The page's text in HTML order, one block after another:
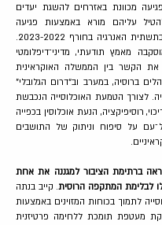
מכוונת באזרחים להשגת יעדים
עליהם מורא באמצעות פגיעה
האנרגיה בחורף 2023-2022
.
מאמץ תודעתי, מדיני־דיפלומטי
את הקשר בין הממשלה האוקראינית
ברוסיה, במערב וב״דרום הגלובלי"
לצורך הטמעת האוכלוסייה הנכבשת
רוסיפיקציה, הנעת אוכלוסין בכפייה
על סיפוח וניתוק של התושבים
ברתימת הציבור למגננה את אחת
לבלימת המתקפה הרוסית. קייב בנתה
לתמוך בכוחות המזוינים באמצעות
מעטפת תומכת ללחימה פרטיזנית